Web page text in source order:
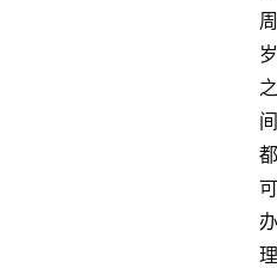
周
岁
之
间
都
可
办
理